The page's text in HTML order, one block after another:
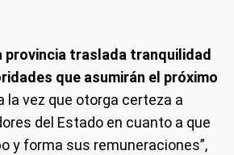
provincia traslada tranquilidad
que asumirán el próximo
la vez que otorga certeza a
del Estado en cuanto a que
y forma sus remuneraciones”,